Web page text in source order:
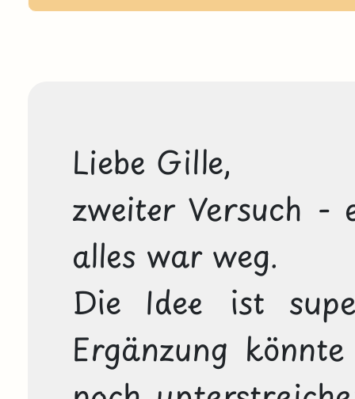
Liebe Gille,
zweiter Versuch -
alles war weg.
Die Idee ist
Ergänzung